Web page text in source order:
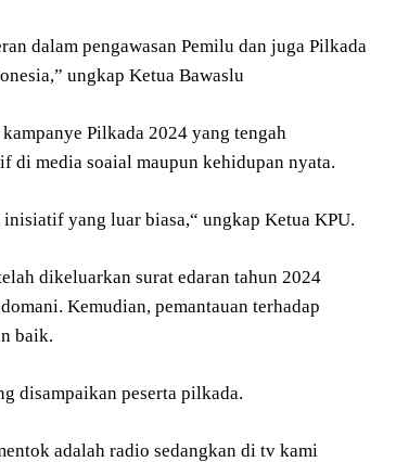
dalam pengawasan Pemilu dan juga Pilkada
ungkap Ketua Bawaslu
Pilkada 2024 yang tengah
di media soaial maupun kehidupan nyata.
yang luar biasa,“ ungkap Ketua KPU.
dikeluarkan surat edaran tahun 2024
Kemudian, pemantauan terhadap
baik.
disampaikan peserta pilkada.
adalah radio sedangkan di tv kami